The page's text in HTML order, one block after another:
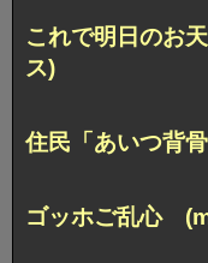
これで明日のお
ス)
住民「あいつ背
ゴッホご乱心